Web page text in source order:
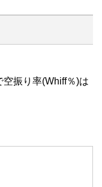
振り率(Whiff％)は